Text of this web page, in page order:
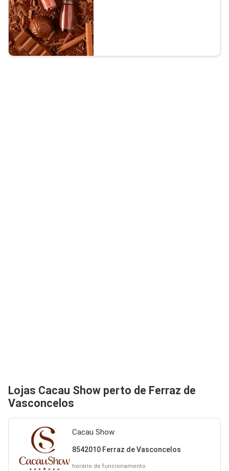
Lojas Cacau Show perto de Ferraz de
Vasconcelos
Cacau Show
8542010 Ferraz de Vasconcelos
horário de funcionamento